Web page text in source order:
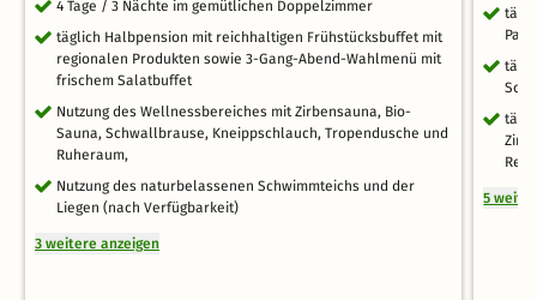
4 Tage / 3 Nächte im gemütlichen Doppelzimmer
täglich Halbpension mit reichhaltigen Frühstücksbuffet mit
regionalen Produkten sowie 3-Gang-Abend-Wahlmenü mit
frischem Salatbuffet
Nutzung des Wellnessbereiches mit Zirbensauna, Bio-
Sauna, Schwallbrause, Kneippschlauch, Tropendusche und
Ruheraum,
Nutzung des naturbelassenen Schwimmteichs und der
Liegen (nach Verfügbarkeit)
3 weitere anzeigen
5